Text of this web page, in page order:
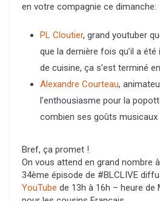
en votre compagnie ce dimanche:
PL Cloutier, grand youtuber
que la dernière fois qu’il a
de cuisine, ça s’est terminé en
Alexandre Courteau,
l’enthousiasme pour la
combien ses goûts
Bref, ça promet !
On vous attend en grand nombre
34ème épisode de #BLCLIVE
YouTube de 13h à 16h – heure de